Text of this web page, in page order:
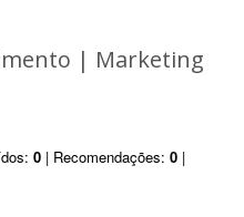
| Marketing
0 | Recomendações: 0 |